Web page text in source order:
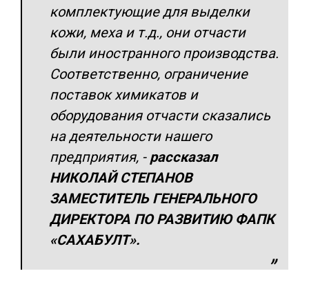
комплектующие для выделки
кожи, меха и т.д., они отчасти
были иностранного производства.
Соответственно, ограничение
поставок химикатов и
оборудования отчасти сказались
на деятельности нашего
предприятия, - рассказал
НИКОЛАЙ СТЕПАНОВ
ЗАМЕСТИТЕЛЬ ГЕНЕРАЛЬНОГО
ДИРЕКТОРА ПО РАЗВИТИЮ ФАПК
«САХАБУЛТ».